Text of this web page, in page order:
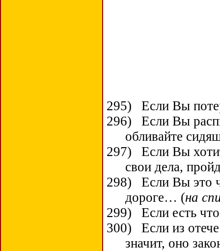
295)
Если Вы
296)
Если Вы
обливайте
297)
Если Вы
свои дела,
298)
Если Вы это
дороге… (на
299)
Если есть
300)
Если из
значит, оно